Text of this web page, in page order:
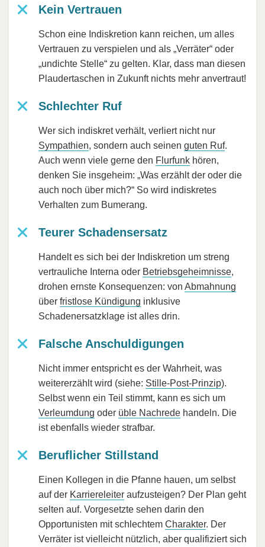
Kein Vertrauen
Schon eine Indiskretion kann reichen, um alles
Vertrauen zu verspielen und als „Verräter“ oder
„undichte Stelle“ zu gelten. Klar, dass man diesen
Plaudertaschen in Zukunft nichts mehr anvertraut!
Schlechter Ruf
Wer sich indiskret verhält, verliert nicht nur
Sympathien, sondern auch seinen guten Ruf.
Auch wenn viele gerne den Flurfunk hören,
denken Sie insgeheim: „Was erzählt der oder die
auch noch über mich?“ So wird indiskretes
Verhalten zum Bumerang.
Teurer Schadensersatz
Handelt es sich bei der Indiskretion um streng
vertrauliche Interna oder Betriebsgeheimnisse,
drohen ernste Konsequenzen: von Abmahnung
über fristlose Kündigung inklusive
Schadenersatzklage ist alles drin.
Falsche Anschuldigungen
Nicht immer entspricht es der Wahrheit, was
weitererzählt wird (siehe: Stille-Post-Prinzip).
Selbst wenn ein Teil stimmt, kann es sich um
Verleumdung oder üble Nachrede handeln. Die
ist ebenfalls wieder strafbar.
Beruflicher Stillstand
Einen Kollegen in die Pfanne hauen, um selbst
auf der Karriereleiter aufzusteigen? Der Plan geht
selten auf. Vorgesetzte sehen darin den
Opportunisten mit schlechtem Charakter. Der
Verräter ist vielleicht nützlich, aber qualifiziert sich